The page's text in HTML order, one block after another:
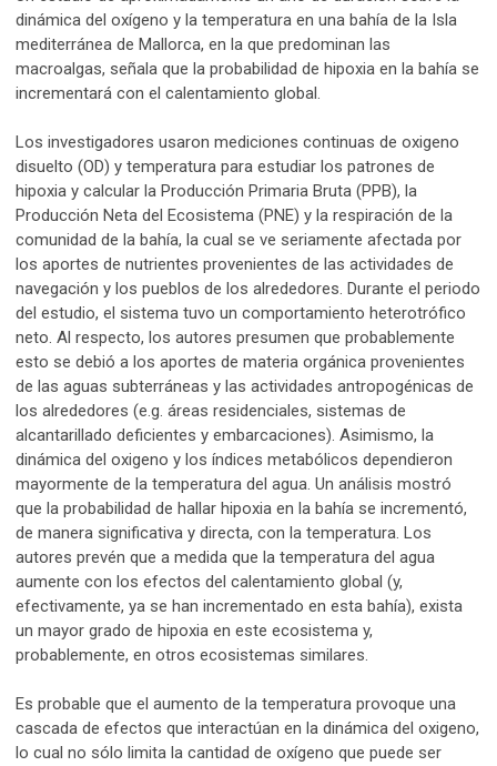
dinámica del oxígeno y la temperatura en una bahía de la Isla
mediterránea de Mallorca, en la que predominan las
macroalgas, señala que la probabilidad de hipoxia en la bahía se
incrementará con el calentamiento global.
Los investigadores usaron mediciones continuas de oxigeno
disuelto (OD) y temperatura para estudiar los patrones de
hipoxia y calcular la Producción Primaria Bruta (PPB), la
Producción Neta del Ecosistema (PNE) y la respiración de la
comunidad de la bahía, la cual se ve seriamente afectada por
los aportes de nutrientes provenientes de las actividades de
navegación y los pueblos de los alrededores. Durante el periodo
del estudio, el sistema tuvo un comportamiento heterotrófico
neto. Al respecto, los autores presumen que probablemente
esto se debió a los aportes de materia orgánica provenientes
de las aguas subterráneas y las actividades antropogénicas de
los alrededores (e.g. áreas residenciales, sistemas de
alcantarillado deficientes y embarcaciones). Asimismo, la
dinámica del oxigeno y los índices metabólicos dependieron
mayormente de la temperatura del agua. Un análisis mostró
que la probabilidad de hallar hipoxia en la bahía se incrementó,
de manera significativa y directa, con la temperatura. Los
autores prevén que a medida que la temperatura del agua
aumente con los efectos del calentamiento global (y,
efectivamente, ya se han incrementado en esta bahía), exista
un mayor grado de hipoxia en este ecosistema y,
probablemente, en otros ecosistemas similares.
Es probable que el aumento de la temperatura provoque una
cascada de efectos que interactúan en la dinámica del oxigeno,
lo cual no sólo limita la cantidad de oxígeno que puede ser